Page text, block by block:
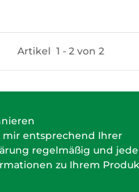
Artikel 1 - 2von 2
mir entsprechend Ihrer
regelmäßig und
zu Ihrem